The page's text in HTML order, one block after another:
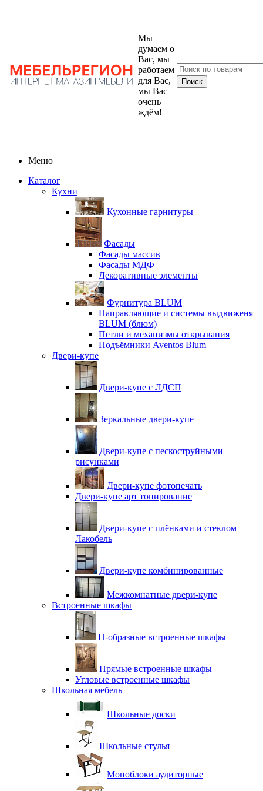
Мы
думаем о
Вас, мы
работаем
для Вас,
мы Вас
очень
ждём!
Меню
Каталог
Кухни
Кухонные гарнитуры
Фасады
Фасады массив
Фасады МДФ
Декоративные элементы
Фурнитура BLUM
Направляющие и системы выдвиженя
BLUM (блюм)
Петли и механизмы открывания
Подъёмники Aventos Blum
Двери-купе
Двери-купе с ЛДСП
Зеркальные двери-купе
Двери-купе с пескоструйными
рисунками
Двери-купе фотопечать
Двери-купе арт тонирование
Двери-купе с плёнками и стеклом
Лакобель
Двери-купе комбинированные
Межкомнатные двери-купе
Встроенные шкафы
П-образные встроенные шкафы
Прямые встроенные шкафы
Угловые встроенные шкафы
Школьная мебель
Школьные доски
Школьные стулья
Моноблоки аудиторные